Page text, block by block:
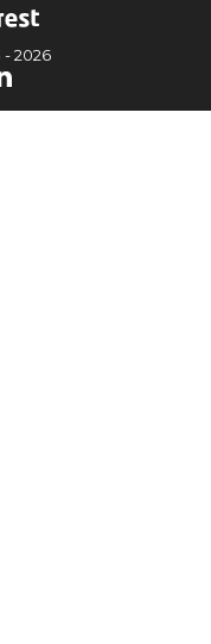
-2026